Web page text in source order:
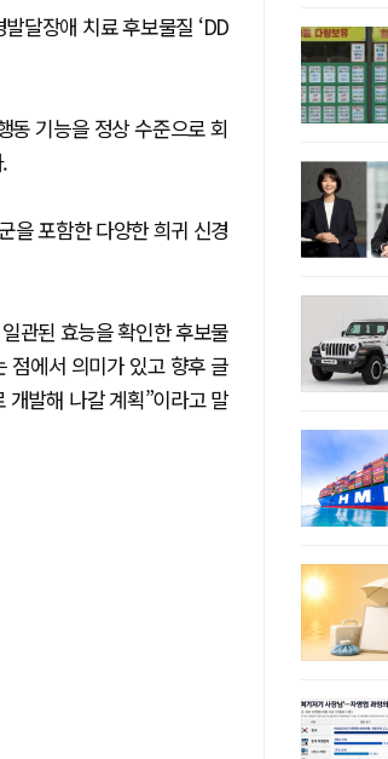
달장애 치료 후보물질 ‘DD
동 기능을 정상 수준으로 회
을 포함한 다양한 희귀 신경
관된 효능을 확인한 후보물
점에서 의미가 있고 향후 글
발해 나갈 계획”이라고 말